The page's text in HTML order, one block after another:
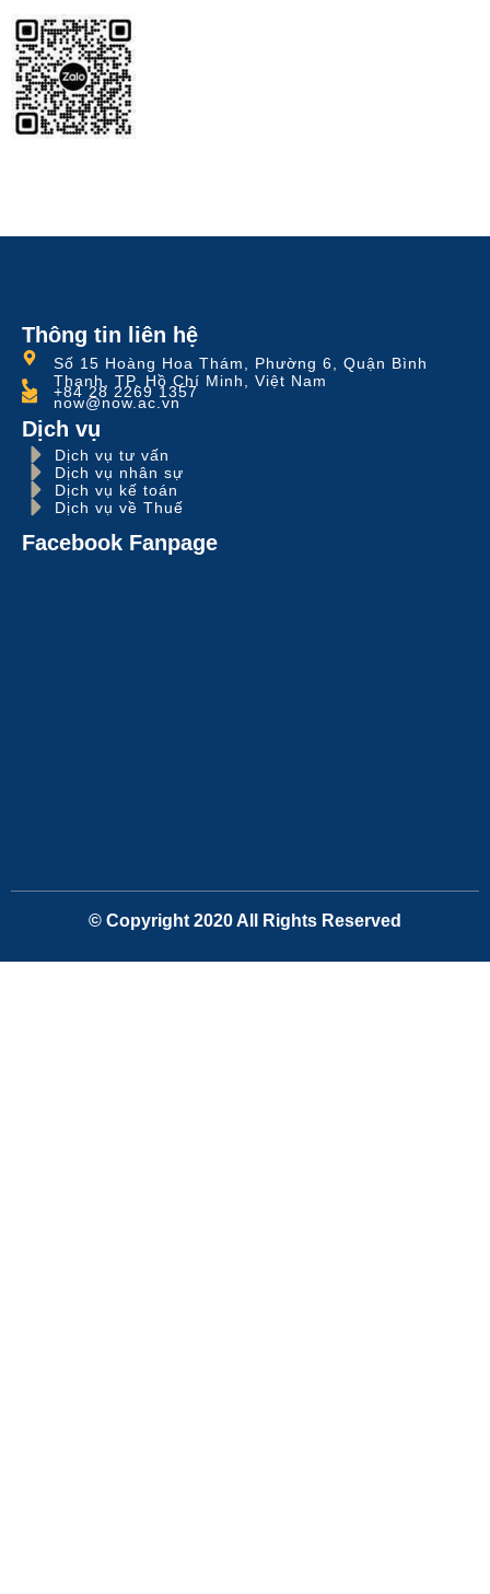
Thông tin liên hệ
Số 15 Hoàng Hoa Thám, Phường 6, Quận Bình
Thạnh, TP. Hồ Chí Minh, Việt Nam
+84 28 2269 1357
now@now.ac.vn
Dịch vụ
Dịch vụ tư vấn
Dịch vụ nhân sự
Dịch vụ kế toán
Dịch vụ về Thuế
Facebook Fanpage
© Copyright 2020 All Rights Reserved